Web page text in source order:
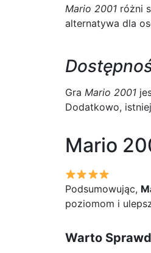
Mario 2001 różni
alternatywa dla
Gra Mario 2001
Dodatkowo,
Mario
Podsumowując,
poziomom i
Warto